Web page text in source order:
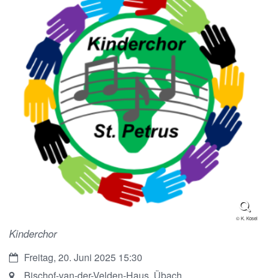
© K. Kosel
Kinderchor
Datum:Freitag, 20. Juni 2025 15:30
Ort: